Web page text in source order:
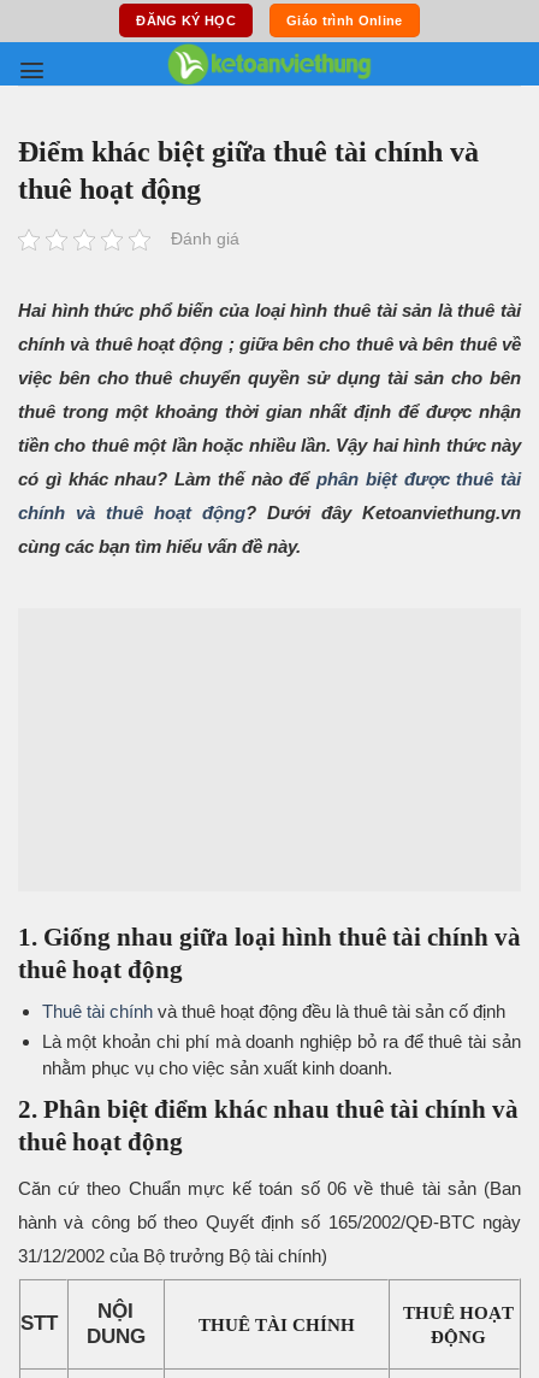
content
ĐĂNG KÝ HỌC Giáo trình Online
Điểm khác biệt giữa thuê tài chính và
thuê hoạt động
Đánh giá
Hai hình thức phổ biến của loại hình thuê tài sản là thuê tài
chính và thuê hoạt động ; giữa bên cho thuê và bên thuê về
việc bên cho thuê chuyển quyền sử dụng tài sản cho bên
thuê trong một khoảng thời gian nhất định để được nhận
tiền cho thuê một lần hoặc nhiều lần. Vậy hai hình thức này
có gì khác nhau? Làm thế nào để phân biệt được thuê tài
chính và thuê hoạt động? Dưới đây Ketoanviethung.vn
cùng các bạn tìm hiểu vấn đề này.
1. Giống nhau giữa loại hình thuê tài chính và
thuê hoạt động
Thuê tài chínhvà thuê hoạt động đều là thuê tài sản cố định
Là một khoản chi phí mà doanh nghiệp bỏ ra để thuê tài sản
nhằm phục vụ cho việc sản xuất kinh doanh.
2. Phân biệt điểm khác nhau thuê tài chính và
thuê hoạt động
Căn cứ theo Chuẩn mực kế toán số 06 về thuê tài sản (Ban
hành và công bố theo Quyết định số 165/2002/QĐ-BTC ngày
31/12/2002 của Bộ trưởng Bộ tài chính)
STT
NỘI
DUNG
THUÊ TÀI CHÍNH
THUÊ HOẠT
ĐỘNG